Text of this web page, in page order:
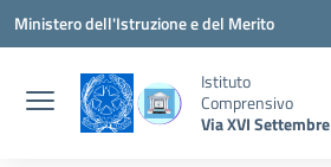
Vai ai contenuti
Vai al menu di navigazione
Vai al footer
Ministero dell'Istruzione e del Merito
Istituto
Comprensivo
Via XVI Settembre